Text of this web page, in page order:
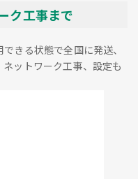
ク工事まで
きる状態で全国に発送、
ットワーク工事、設定も